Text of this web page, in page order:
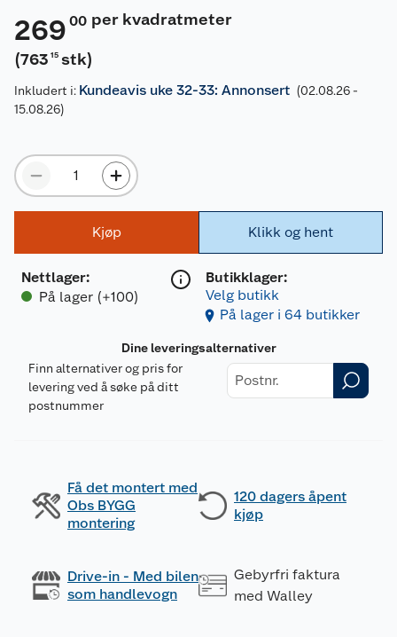
269 00 per kvadratmeter
(763 15 stk)
Inkludert i: Kundeavis uke 32-33: Annonsert (02.08.26 -
15.08.26)
Kjøp
Nettlager:
På lager (+100)
Klikk og hent
Butikklager:
Velg butikk
På lager i 64 butikker
Dine leveringsalternativer
Finn alternativer og pris for
levering ved å søke på ditt
postnummer
Få det montert med
Obs BYGG
montering
120 dagers åpent
kjøp
Drive-in - Med bilen
som handlevogn
Gebyrfri faktura
med Walley